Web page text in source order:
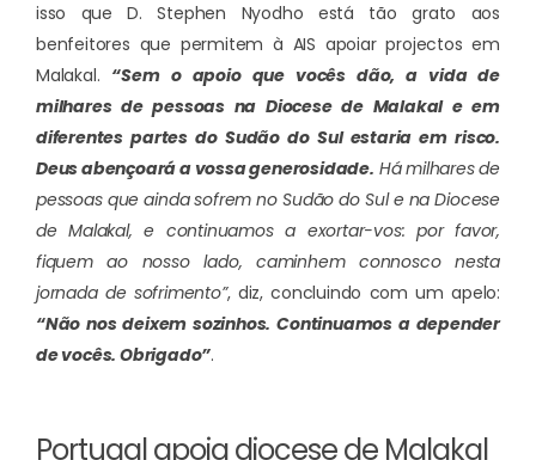
isso que D. Stephen Nyodho está tão grato aos
benfeitores que permitem à AIS apoiar projectos em
Malakal. “Sem o apoio que vocês dão, a vida de
milhares de pessoas na Diocese de Malakal e em
diferentes partes do Sudão do Sul estaria em risco.
Deus abençoará a vossa generosidade. Há milhares de
pessoas que ainda sofrem no Sudão do Sul e na Diocese
de Malakal, e continuamos a exortar-vos: por favor,
fiquem ao nosso lado, caminhem connosco nesta
jornada de sofrimento”, diz, concluindo com um apelo:
“Não nos deixem sozinhos. Continuamos a depender
de vocês. Obrigado”.
Portugal apoia diocese de Malakal